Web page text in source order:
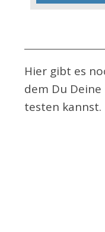
Hier gibt es
dem Du
testen kannst.